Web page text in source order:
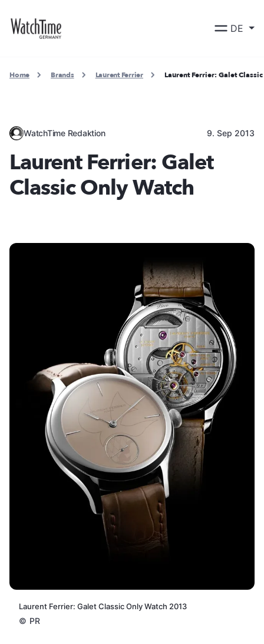
DE
Home Brands Laurent Ferrier Laurent Ferrier: Galet
WatchTime Redaktion 9. Sep 2013
Laurent Ferrier: Galet
Classic Only Watch
Laurent Ferrier: Galet Classic Only Watch 2013
© PR